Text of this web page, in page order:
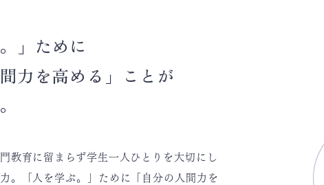
」ために
力を高める」ことが
教育に留まらず学生一人ひとりを大切にし
。「人を学ぶ。」ために「自分の人間力を